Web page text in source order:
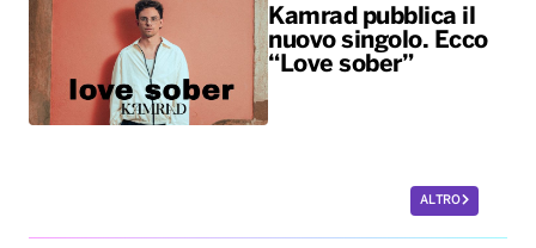
Kamrad pubblica il
nuovo singolo. Ecco
“Love sober”
ALTRO